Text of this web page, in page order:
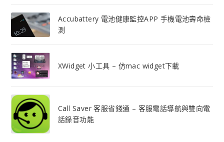
Accubattery 電池健康監控APP 手機電池壽命檢
測
XWidget 小工具 – 仿mac widget下載
Call Saver 客服省錢通 – 客服電話導航與雙向電
話錄音功能